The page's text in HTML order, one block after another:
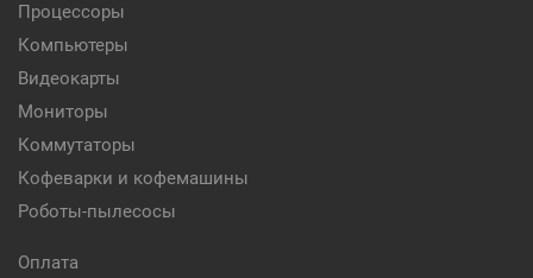
Процессоры
Компьютеры
Видеокарты
Мониторы
Коммутаторы
Кофеварки и кофемашины
Роботы-пылесосы
Оплата